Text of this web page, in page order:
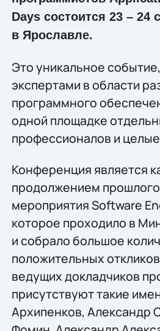
Days состоится 23 – 24
в Ярославле.
Это уникальное
экспертами в области
программного
одной площадке
профессионалов и
Конференция является
продолжением
мероприятия Software
которое проходило в
и собрало большое
положительных
ведущих докладчиков
присутствуют такие
Архипенков, Александр